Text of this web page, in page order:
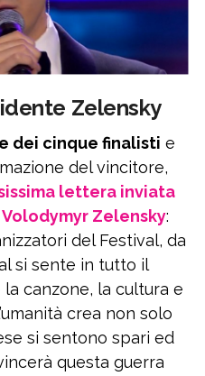
Zelensky
dei cinque finalisti e
del vincitore,
lettera inviata
Zelensky:
del Festival, da
si sente in tutto il
canzone, la cultura e
crea non solo
si sentono spari ed
questa guerra